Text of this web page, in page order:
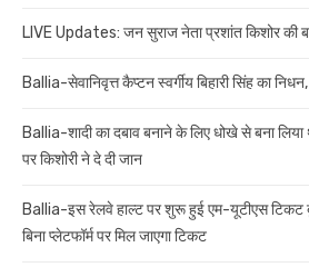
LIVE Updates: जन सुराज नेता प्रशांत किशोर की
Ballia-सेवानिवृत्त कैप्टन स्वर्गीय बिहारी सिंह का
Ballia-शादी का दबाव बनाने के लिए धोखे से बना लिया
पर किशोरी ने दे दी जान
Ballia-इस रेलवे हाल्ट पर शुरू हुई एम-यूटीएस टिकट
बिना प्लेटफॉर्म पर मिल जाएगा टिकट